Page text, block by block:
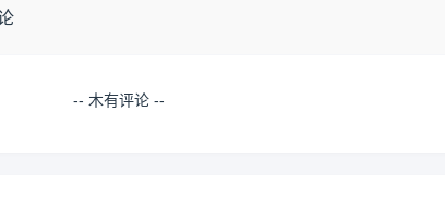
-- 木有评论 --